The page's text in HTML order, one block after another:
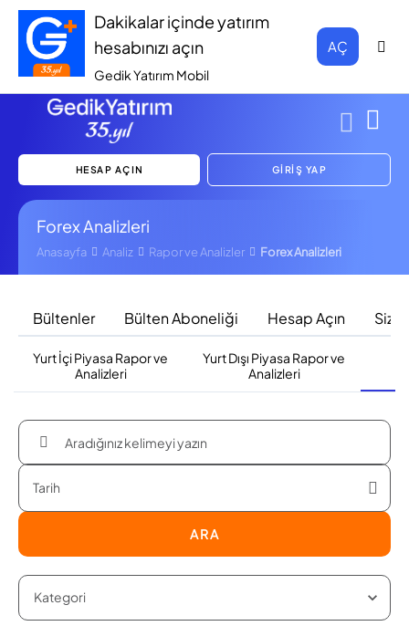
Dakikalar içinde yatırım
hesabınızı açın
Gedik Yatırım Mobil
AÇ
HESAP AÇIN GİRİŞ YAP
Forex Analizleri
Anasayfa Analiz Rapor ve Analizler Forex Analizleri
Bültenler Bülten Aboneliği Hesap Açın Sizi
Yurt İçi Piyasa Rapor ve
Analizleri
Yurt Dışı Piyasa Rapor ve
Analizleri
ARA